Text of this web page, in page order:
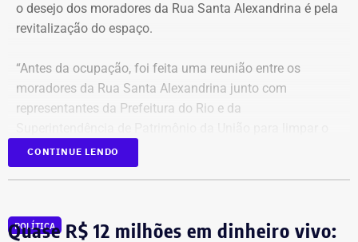
sistema.
o desejo dos moradores da Rua Santa Alexandrina é pela
revitalização do espaço.
“Antes da ocupação, foi feita uma reunião entre os
moradores da Rua Santa Alexandrina junto com
representantes da Prefeitura do Rio e da
terreno até passar para o Arquivo Nacional. Mas o
Governo Federal demorou tanto para agir que hoje
comentou.
CONTINUE LENDO
POLÍTICA
Quase R$ 12 milhões em dinheiro vivo: